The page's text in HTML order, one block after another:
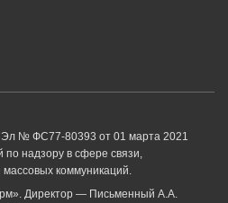
№ ФС77-80393 от 01 марта 2021
надзору в сфере связи,
коммуникаций.
Директор — Письменный А.А.